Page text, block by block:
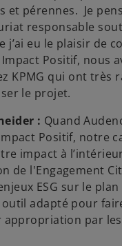
et pérennes. Je
responsable
j’ai eu le plaisir de
Positif, nous
KPMG qui ont très
le projet.
: Quand
Positif, notre
impact à
de l'Engagement
ESG sur le
adapté pour
par